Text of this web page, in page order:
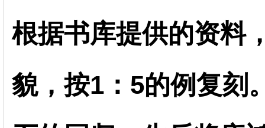
根据书库提供的资料
貌，按1：5的例复刻